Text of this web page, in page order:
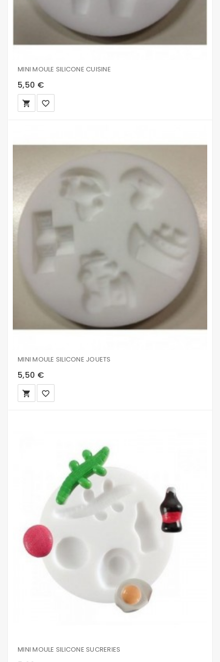
MINI MOULE SILICONE CUISINE
5,50 €
local_grocery_store favorite_border
MINI MOULE SILICONE JOUETS
5,50 €
local_grocery_store favorite_border
MINI MOULE SILICONE SUCRERIES